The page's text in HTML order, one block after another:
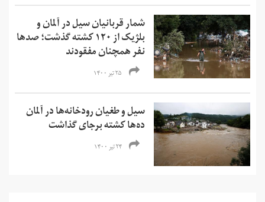
شمار قربانیان سیل در آلمان و
بلژیک از ۱۲۰ کشته گذشت؛ صدها
نفر همچنان مفقودند
۲۵ تیر ۱۴۰۰
سیل و طغیان رودخانه‌ها در آلمان
ده‌ها کشته برجای گذاشت
۲۴ تیر ۱۴۰۰